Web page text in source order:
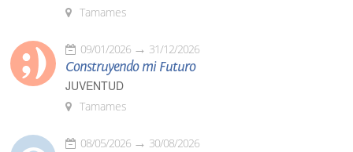
Tamames
09/01/2026 31/12/2026
Construyendo mi Futuro
JUVENTUD
Tamames
08/05/2026 30/08/2026